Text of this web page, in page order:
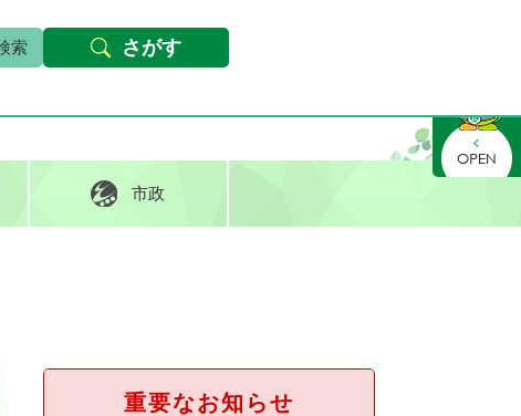
本文へ Foreign languages
市政
さがす
重要なお知らせ